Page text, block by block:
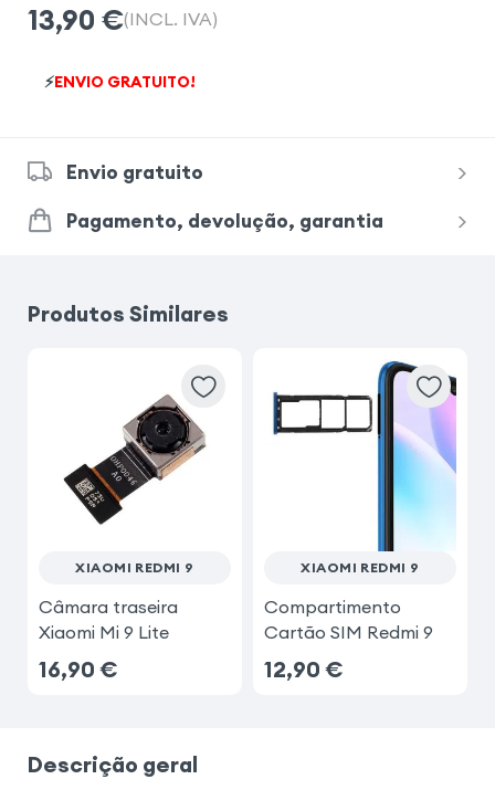
13,90 €(INCL. IVA)
⚡ENVIO GRATUITO!
Envio gratuito
Pagamento, devolução, garantia
Produtos Similares
XIAOMI REDMI 9
Câmara traseira
Xiaomi Mi 9 Lite
16,90 €
XIAOMI REDMI 9
Compartimento
Cartão SIM Redmi 9
12,90 €
Descrição geral